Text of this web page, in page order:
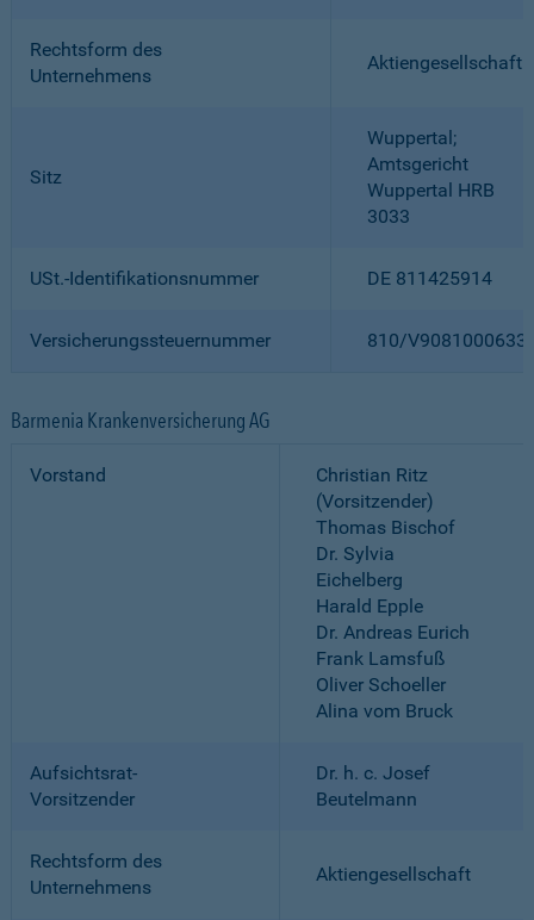
Rechtsform des
Unternehmens
Aktiengesellschaft
Sitz
Wuppertal;
Amtsgericht
Wuppertal HRB
3033
USt.-Identifikationsnummer DE 811425914
Versicherungssteuernummer 810/
Barmenia Krankenversicherung AG
Vorstand
Christian Ritz
(Vorsitzender)
Thomas Bischof
Dr. Sylvia
Eichelberg
Harald Epple
Dr. Andreas Eurich
Frank Lamsfuß
Oliver Schoeller
Alina vom Bruck
Aufsichtsrat-
Vorsitzender
Dr. h. c. Josef
Beutelmann
Rechtsform des
Unternehmens
Aktiengesellschaft